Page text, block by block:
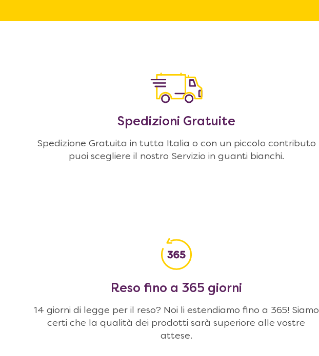
Spedizioni Gratuite
Spedizione Gratuita in tutta Italia o con un piccolo contributo
puoi scegliere il nostro Servizio in guanti bianchi.
Reso fino a 365 giorni
14 giorni di legge per il reso? Noi li estendiamo fino a 365! Siamo
certi che la qualità dei prodotti sarà superiore alle vostre
attese.